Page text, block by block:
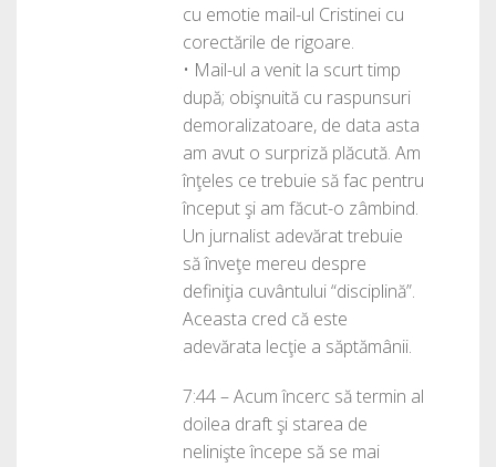
cu emotie mail-ul Cristinei cu
corectările de rigoare.
• Mail-ul a venit la scurt timp
după; obişnuită cu raspunsuri
demoralizatoare, de data asta
am avut o surpriză plăcută. Am
înţeles ce trebuie să fac pentru
început şi am făcut-o zâmbind.
Un jurnalist adevărat trebuie
să înveţe mereu despre
definiţia cuvântului “disciplină”.
Aceasta cred că este
adevărata lecţie a săptămânii.
7:44 – Acum încerc să termin al
doilea draft şi starea de
nelinişte începe să se mai